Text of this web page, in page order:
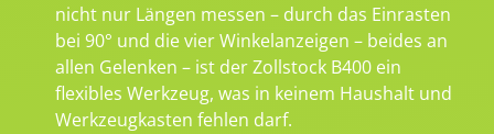
nicht nur Längen messen – durch das Einrasten
bei 90° und die vier Winkelanzeigen – beides an
allen Gelenken – ist der Zollstock B400 ein
flexibles Werkzeug, was in keinem Haushalt und
Werkzeugkasten fehlen darf.